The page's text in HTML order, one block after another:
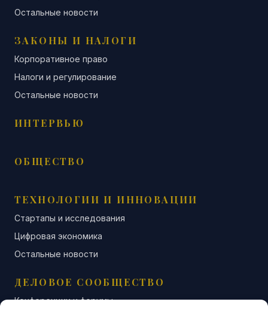
Остальные новости
ЗАКОНЫ И НАЛОГИ
Корпоративное право
Налоги и регулирование
Остальные новости
ИНТЕРВЬЮ
ОБЩЕСТВО
ТЕХНОЛОГИИ И ИННОВАЦИИ
Стартапы и исследования
Цифровая экономика
Остальные новости
ДЕЛОВОЕ СООБЩЕСТВО
Конференции и форумы